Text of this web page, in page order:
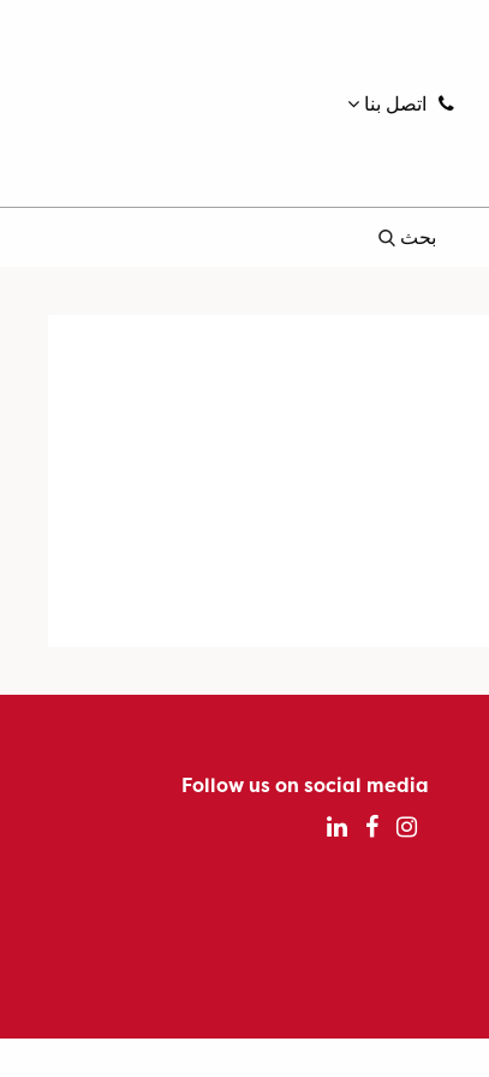
اتصل بنا
بحث
Follow us on social media